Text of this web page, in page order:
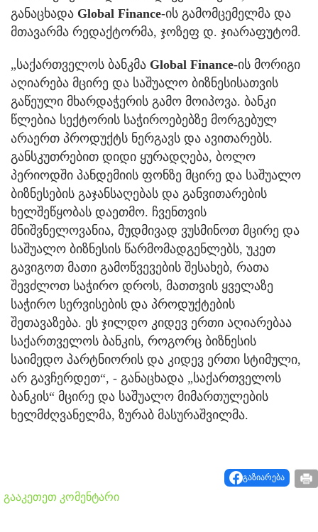
განაცხადა Global Finance-ის გამომცემელმა და
მთავარმა რედაქტორმა, ჯოზეფ დ. ჯიარაფუტომ.
„საქართველოს ბანკმა Global Finance-ის მორიგი
აღიარება მცირე და საშუალო ბიზნესისათვის
გაწეული მხარდაჭერის გამო მოიპოვა. ბანკი
წლებია სექტორის საჭიროებებზე მორგებულ
არაერთ პროდუქტს ნერგავს და ავითარებს.
განსკუთრებით დიდი ყურადღება, ბოლო
პერიოდში პანდემიის ფონზე მცირე და საშუალო
ბიზნესების გაჯანსაღებას და განვითარების
ხელშეწყობას დაეთმო. ჩვენთვის
მნიშვნელოვანია, მუდმივად ვუსმინოთ მცირე და
საშუალო ბიზნესის წარმომადგენლებს, უკეთ
გავიგოთ მათი გამოწვევების შესახებ, რათა
შევძლოთ საჭირო დროს, მათთვის ყველაზე
საჭირო სერვისების და პროდუქტების
შეთავაზება. ეს ჯილდო კიდევ ერთი აღიარებაა
საქართველოს ბანკის, როგორც ბიზნესის
საიმედო პარტნიორის და კიდევ ერთი სტიმული,
არ გავჩერდეთ“, - განაცხადა „საქართველოს
ბანკის“ მცირე და საშუალო მიმართულების
ხელმძღვანელმა, ზურაბ მასურაშვილმა.
გაზიარება
გააკეთეთ კომენტარი